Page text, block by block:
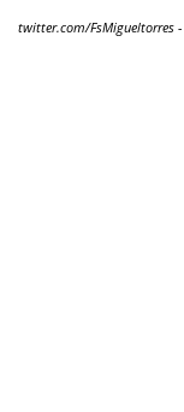
twitter.com/FsMigueltorres -